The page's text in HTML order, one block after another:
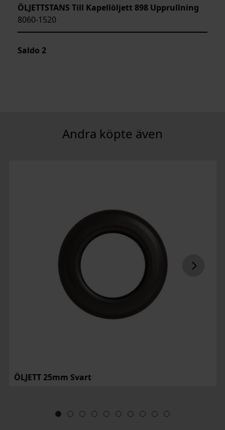
ÖLJETTSTANS Till Kapellöljett 898 Upprullning
8060-1520
Saldo 2
ÖLJETT 25mm Svart